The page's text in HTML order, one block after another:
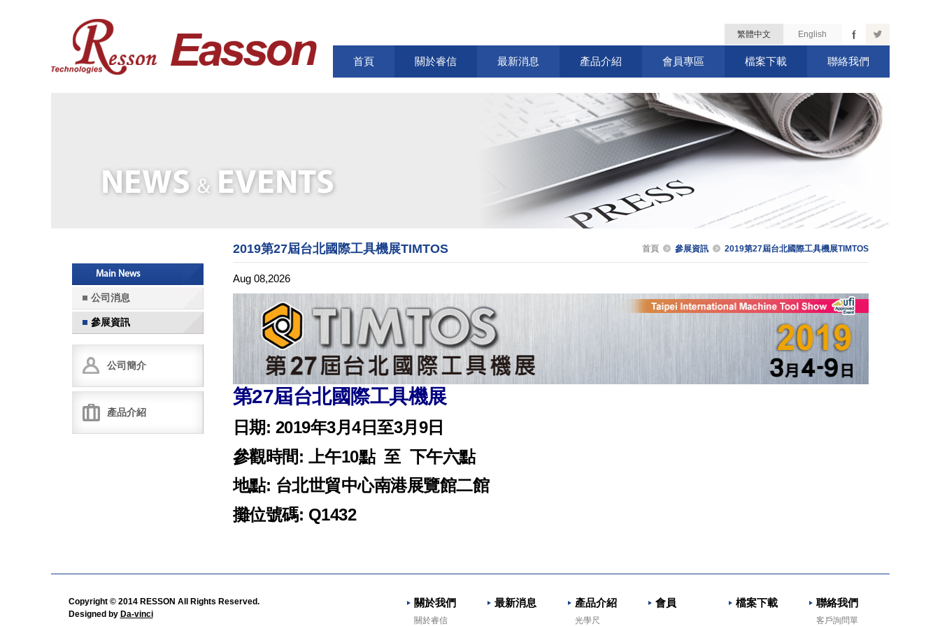
繁體中文 English
首頁 關於睿信 最新消息 產品介紹 會員專區 檔案下載 聯絡我們
首頁 參展資訊 2019第27屆台北國際工具機展TIMTOS
Main News
公司消息
參展資訊
公司簡介
產品介紹
2019第27屆台北國際工具機展TIMTOS
Aug 08,2026
第27屆台北國際工具機展
日期: 2019年3月4日至3月9日
參觀時間: 上午10點 至 下午六點
地點: 台北世貿中心南港展覽館二館
攤位號碼: Q1432
Copyright © 2014 RESSON All Rights Reserved.
Designed by Da-vinci
關於我們
關於睿信
最新消息 產品介紹
光學尺
會員 檔案下載 聯絡我們
客戶詢問單